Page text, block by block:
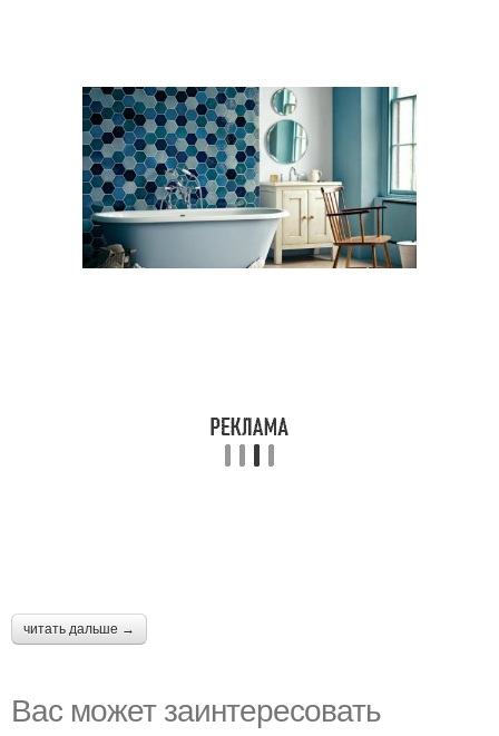
читать дальше →
Вас может заинтересовать